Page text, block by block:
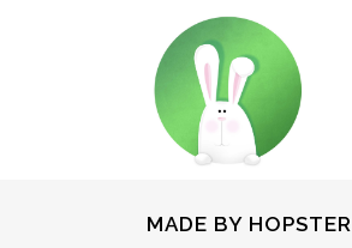
MADE BY HOPSTER